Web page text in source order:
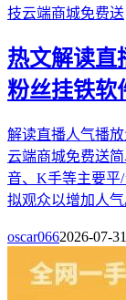
热文解读直
粉丝挂铁软
解读直播人气播
云端商城免费送
音、K手等主要平
拟观众以增加人
oscar0662026-07-31